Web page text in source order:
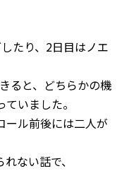
たり、2日目はノエ
ると、どちらかの機
いました。
ール前後には二人が
ない話で、